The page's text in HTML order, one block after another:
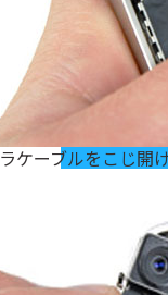
ケーブルをこじ開